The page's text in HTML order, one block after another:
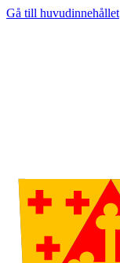
Gå till huvudinnehållet